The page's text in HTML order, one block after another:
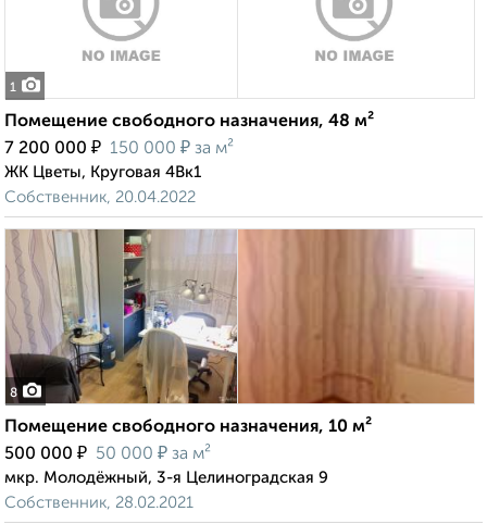
1
Помещение свободного назначения, 48 м²
7 200 000 ₽ 150 000 ₽ за м²
ЖК Цветы, Круговая 4Вк1
Собственник, 20.04.2022
8
Помещение свободного назначения, 10 м²
500 000 ₽ 50 000 ₽ за м²
мкр. Молодёжный, 3-я Целиноградская 9
Собственник, 28.02.2021